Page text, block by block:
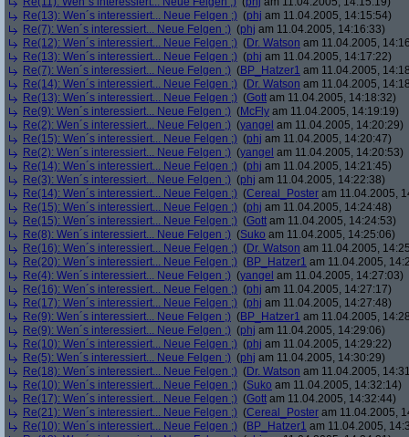
Re(13): Wen´s interessiert... Neue Felgen ;) (phj am 11.04.2005, 14:15:54)
Re(7): Wen´s interessiert... Neue Felgen ;) (phj am 11.04.2005, 14:16:33)
Re(12): Wen´s interessiert... Neue Felgen ;) (Dr. Watson am 11.04.2005,
Re(13): Wen´s interessiert... Neue Felgen ;) (phj am 11.04.2005, 14:17:22)
Re(7): Wen´s interessiert... Neue Felgen ;) (BP_Hatzer1 am 11.04.2005,
Re(14): Wen´s interessiert... Neue Felgen ;) (Dr. Watson am 11.04.2005,
Re(13): Wen´s interessiert... Neue Felgen ;) (Gott am 11.04.2005, 14:18:32)
Re(9): Wen´s interessiert... Neue Felgen ;) (McFly am 11.04.2005, 14:19:19)
Re(2): Wen´s interessiert... Neue Felgen ;) (yangel am 11.04.2005, 14:20:29)
Re(15): Wen´s interessiert... Neue Felgen ;) (phj am 11.04.2005, 14:20:47)
Re(2): Wen´s interessiert... Neue Felgen ;) (yangel am 11.04.2005, 14:20:53)
Re(14): Wen´s interessiert... Neue Felgen ;) (phj am 11.04.2005, 14:21:45)
Re(3): Wen´s interessiert... Neue Felgen ;) (phj am 11.04.2005, 14:22:38)
Re(14): Wen´s interessiert... Neue Felgen ;) (Cereal_Poster am 11.04.2005,
Re(15): Wen´s interessiert... Neue Felgen ;) (phj am 11.04.2005, 14:24:48)
Re(15): Wen´s interessiert... Neue Felgen ;) (Gott am 11.04.2005, 14:24:53)
Re(8): Wen´s interessiert... Neue Felgen ;) (Suko am 11.04.2005, 14:25:06)
Re(16): Wen´s interessiert... Neue Felgen ;) (Dr. Watson am 11.04.2005,
Re(20): Wen´s interessiert... Neue Felgen ;) (BP_Hatzer1 am 11.04.2005,
Re(4): Wen´s interessiert... Neue Felgen ;) (yangel am 11.04.2005, 14:27:03)
Re(16): Wen´s interessiert... Neue Felgen ;) (phj am 11.04.2005, 14:27:17)
Re(17): Wen´s interessiert... Neue Felgen ;) (phj am 11.04.2005, 14:27:48)
Re(9): Wen´s interessiert... Neue Felgen ;) (BP_Hatzer1 am 11.04.2005,
Re(9): Wen´s interessiert... Neue Felgen ;) (phj am 11.04.2005, 14:29:06)
Re(10): Wen´s interessiert... Neue Felgen ;) (phj am 11.04.2005, 14:29:22)
Re(5): Wen´s interessiert... Neue Felgen ;) (phj am 11.04.2005, 14:30:29)
Re(18): Wen´s interessiert... Neue Felgen ;) (Dr. Watson am 11.04.2005,
Re(10): Wen´s interessiert... Neue Felgen ;) (Suko am 11.04.2005, 14:32:14)
Re(17): Wen´s interessiert... Neue Felgen ;) (Gott am 11.04.2005, 14:32:44)
Re(21): Wen´s interessiert... Neue Felgen ;) (Cereal_Poster am 11.04.2005,
Re(10): Wen´s interessiert... Neue Felgen ;) (BP_Hatzer1 am 11.04.2005,